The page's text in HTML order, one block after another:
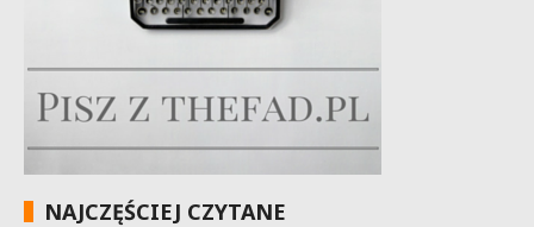
NAJCZĘŚCIEJ CZYTANE